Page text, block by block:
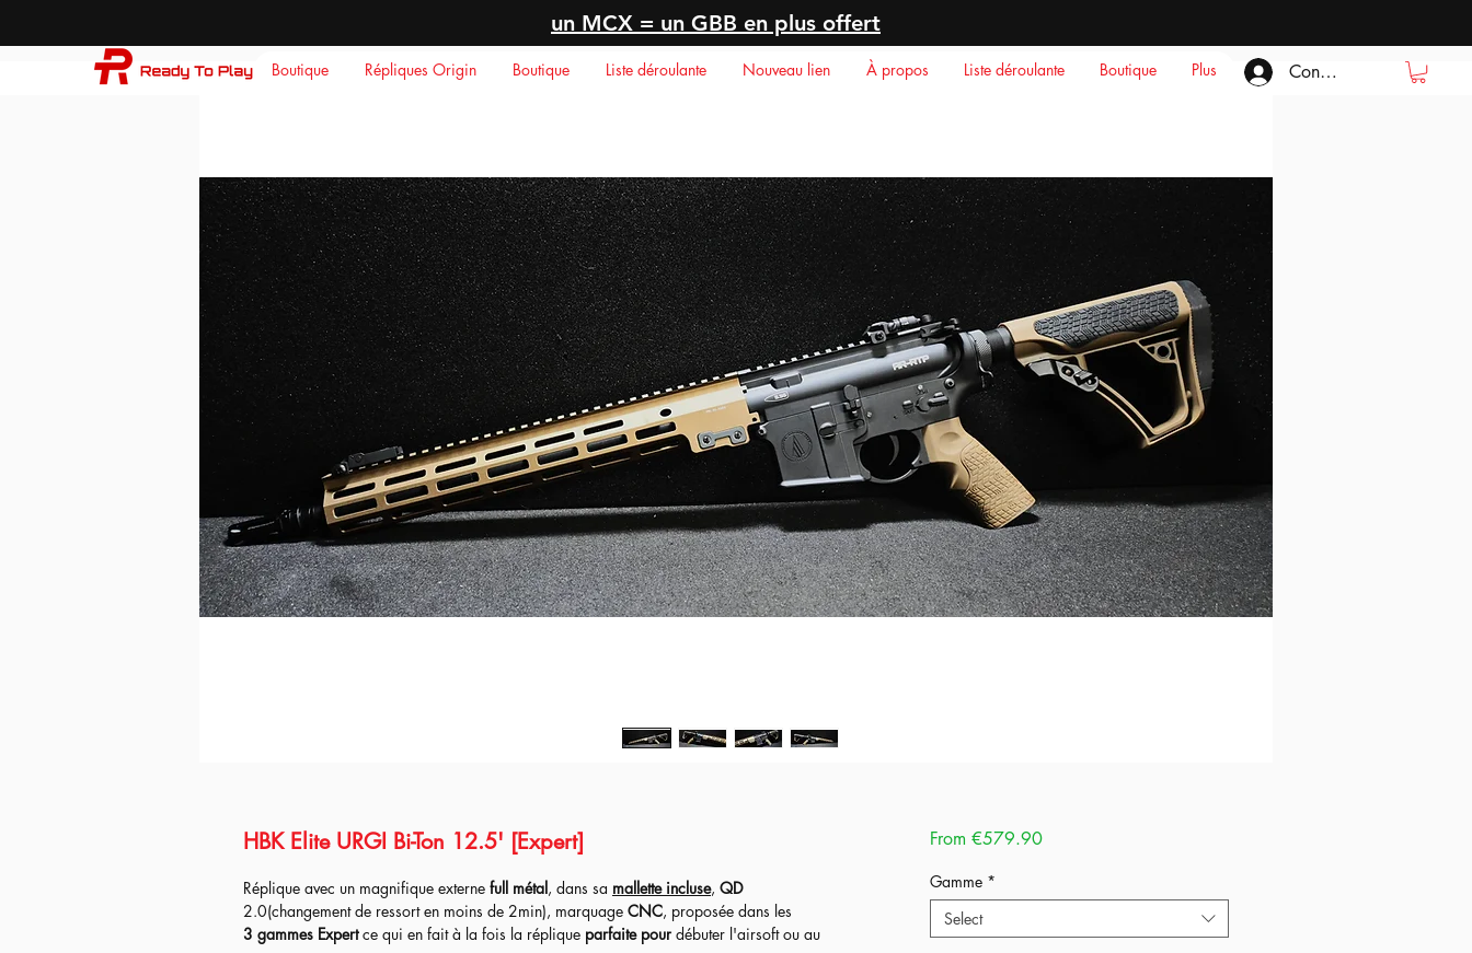
un MCX = un GBB en plus offert
Boutique Répliques Origin Boutique Liste déroulante Nouveau lien À propos Liste déroulante Boutique Plus Connexion
HBK Elite URGI Bi-Ton 12.5' [Expert]
Réplique avec un magnifique externe full métal, dans sa mallette incluse, QD
2.0(changement de ressort en moins de 2min), marquage CNC, proposée dans les
3 gammes Expertce qui en fait à la fois la réplique parfaite pour débuter l'airsoft ou au
From €579.90Sale
Gamme *
Select